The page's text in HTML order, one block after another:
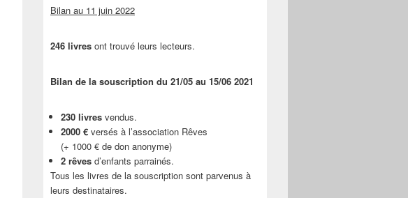
Bilan au 11 juin 2022
246 livres ont trouvé leurs lecteurs.
Bilan de la souscription du 21/05 au 15/06 2021
230 livres vendus.
2000 € versés à l’association Rêves
(+ 1000 € de don anonyme)
2 rêves d’enfants parrainés.
Tous les livres de la souscription sont parvenus à
leurs destinataires.